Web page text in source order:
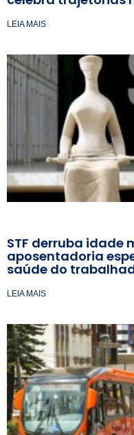
LEIA MAIS
STF derruba idade
aposentadoria
saúde do
LEIA MAIS